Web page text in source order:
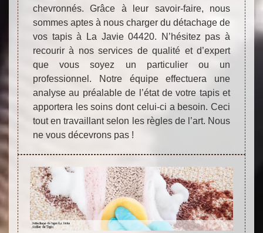
chevronnés. Grâce à leur savoir-faire, nous
sommes aptes à nous charger du détachage de
vos tapis à La Javie 04420. N’hésitez pas à
recourir à nos services de qualité et d’expert
que vous soyez un particulier ou un
professionnel. Notre équipe effectuera une
analyse au préalable de l’état de votre tapis et
apportera les soins dont celui-ci a besoin. Ceci
tout en travaillant selon les règles de l’art. Nous
ne vous décevrons pas !